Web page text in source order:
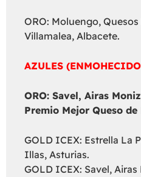
ORO: Moluengo,
Villamalea, Albacete.
AZULES
ORO: Savel, Airas
Premio Mejor Queso de
GOLD ICEX: Estrella La
Illas, Asturias.
GOLD ICEX: Savel,